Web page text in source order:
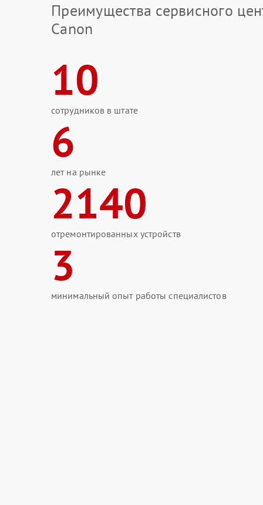
Преимущества сервисного
Canon
10
сотрудников в штате
6
лет на рынке
2140
отремонтированных устройств
3
минимальный опыт работы специалистов